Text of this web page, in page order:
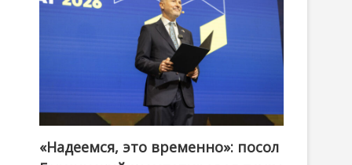
«Надеемся, это временно»: посол